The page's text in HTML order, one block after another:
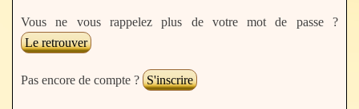
Vous ne vous rappelez plus de votre mot de passe ?
Le retrouver
Pas encore de compte ? S'inscrire